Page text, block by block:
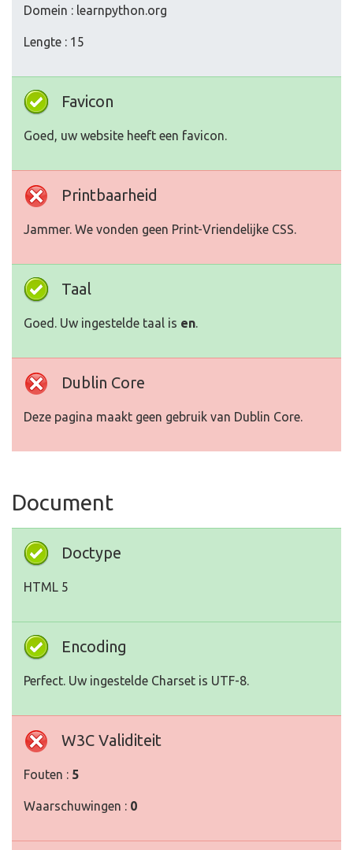
Domein : learnpython.org
Lengte : 15
Favicon
Goed, uw website heeft een favicon.
Printbaarheid
Jammer. We vonden geen Print-Vriendelijke CSS.
Taal
Goed. Uw ingestelde taal is en.
Dublin Core
Deze pagina maakt geen gebruik van Dublin Core.
Document
Doctype
HTML 5
Encoding
Perfect. Uw ingestelde Charset is UTF-8.
W3C Validiteit
Fouten : 5
Waarschuwingen : 0